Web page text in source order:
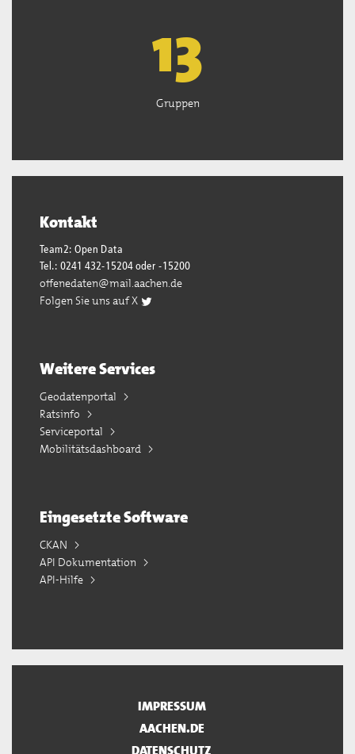
13
Gruppen
Kontakt
Team2: Open Data
Tel.: 0241 432-15204 oder -15200
offenedaten@mail.aachen.de
Folgen Sie uns auf X
Weitere Services
Geodatenportal
Ratsinfo
Serviceportal
Mobilitätsdashboard
Eingesetzte Software
CKAN
API Dokumentation
API-Hilfe
IMPRESSUM
AACHEN.DE
DATENSCHUTZ